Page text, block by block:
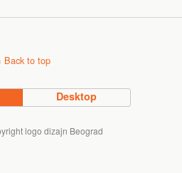
Back to top
Desktop
logo dizajn Beograd